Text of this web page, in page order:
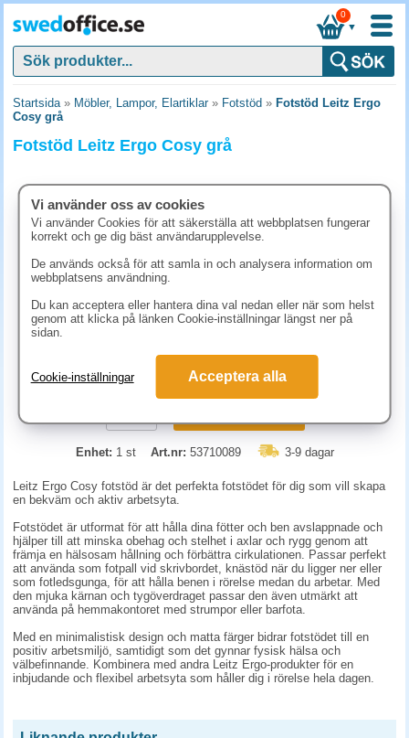
▼
0
Startsida» Möbler, Lampor, Elartiklar» Fotstöd » Fotstöd Leitz Ergo
Cosy grå
Fotstöd Leitz Ergo Cosy grå
692.50 kr (inkl. moms)
Enhet: 1 st Art.nr: 53710089 3-9 dagar
Leitz Ergo Cosy fotstöd är det perfekta fotstödet för dig som vill skapa
en bekväm och aktiv arbetsyta.
Fotstödet är utformat för att hålla dina fötter och ben avslappnade och
hjälper till att minska obehag och stelhet i axlar och rygg genom att
främja en hälsosam hållning och förbättra cirkulationen. Passar perfekt
att använda som fotpall vid skrivbordet, knästöd när du ligger ner eller
som fotledsgunga, för att hålla benen i rörelse medan du arbetar. Med
den mjuka kärnan och tygöverdraget passar den även utmärkt att
använda på hemmakontoret med strumpor eller barfota.
Med en minimalistisk design och matta färger bidrar fotstödet till en
positiv arbetsmiljö, samtidigt som det gynnar fysisk hälsa och
välbefinnande. Kombinera med andra Leitz Ergo-produkter för en
inbjudande och flexibel arbetsyta som håller dig i rörelse hela dagen.
Vi använder oss av cookies
Vi använder Cookies för att säkerställa att webbplatsen fungerar
korrekt och ge dig bäst användarupplevelse.
De används också för att samla in och analysera information om
webbplatsens användning.
Du kan acceptera eller hantera dina val nedan eller när som helst
genom att klicka på länken Cookie-inställningar längst ner på
sidan.
Cookie-inställningar Acceptera alla